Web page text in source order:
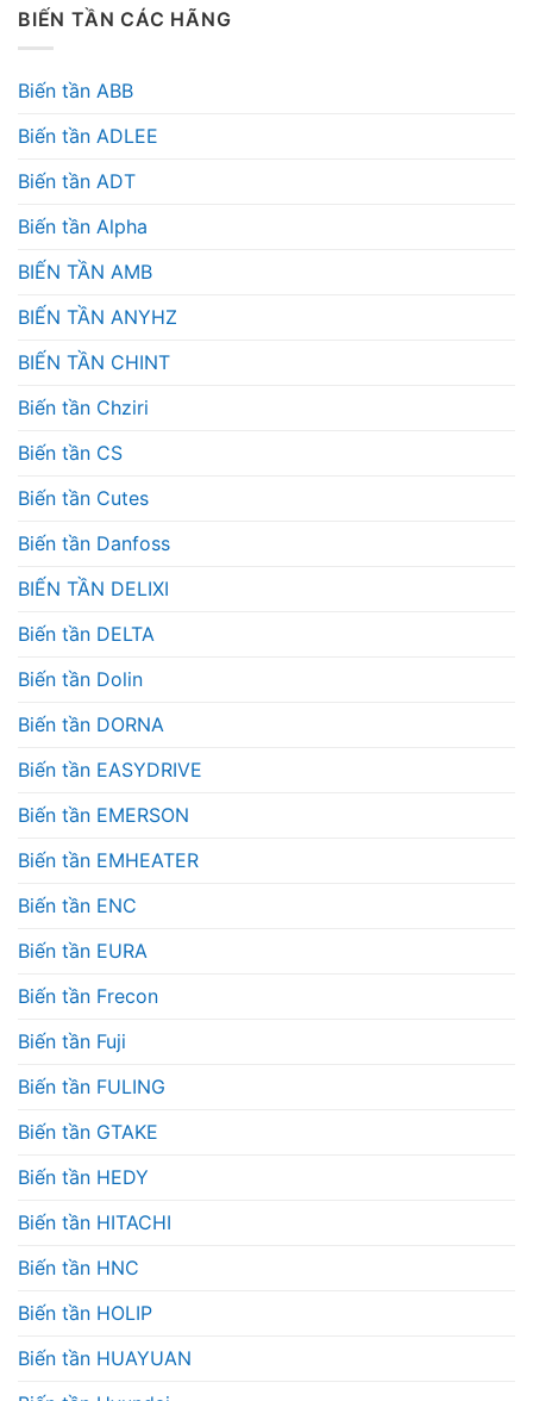
BIẾN TẦN CÁC HÃNG
Biến tần ABB
Biến tần ADLEE
Biến tần ADT
Biến tần Alpha
BIẾN TẦN AMB
BIẾN TẦN ANYHZ
BIẾN TẦN CHINT
Biến tần Chziri
Biến tần CS
Biến tần Cutes
Biến tần Danfoss
BIẾN TẦN DELIXI
Biến tần DELTA
Biến tần Dolin
Biến tần DORNA
Biến tần EASYDRIVE
Biến tần EMERSON
Biến tần EMHEATER
Biến tần ENC
Biến tần EURA
Biến tần Frecon
Biến tần Fuji
Biến tần FULING
Biến tần GTAKE
Biến tần HEDY
Biến tần HITACHI
Biến tần HNC
Biến tần HOLIP
Biến tần HUAYUAN